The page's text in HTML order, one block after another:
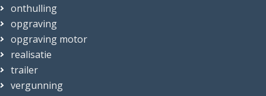
onthulling
opgraving
opgraving motor
realisatie
trailer
vergunning